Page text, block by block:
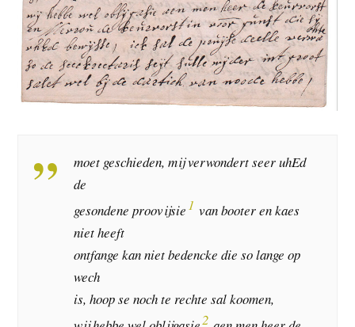
moet geschieden, mij verwondert seer uhEd
de
gesondene proovijsie1 van booter en kaes
niet heeft
ontfange kan niet bedencke die so lange op
wech
is, hoop se noch te rechte sal koomen,
2